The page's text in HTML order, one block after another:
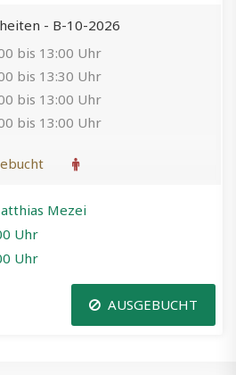
- B-10-2026
bis 13:00 Uhr
bis 13:30 Uhr
bis 13:00 Uhr
bis 13:00 Uhr
Mezei
Uhr
Uhr
AUSGEBUCHT